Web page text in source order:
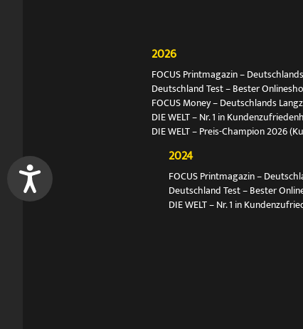
2026
FOCUS Printmagazin –
Deutschland Test – Bester
FOCUS Money – Deutschlands
DIE WELT – Nr. 1 in
DIE WELT – Preis-Champion 2026
2024
FOCUS Printmagazin –
Deutschland Test – Bester
DIE WELT – Nr. 1 in